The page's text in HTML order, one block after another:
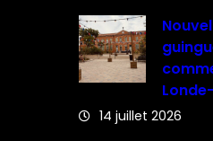
14 juillet 2026